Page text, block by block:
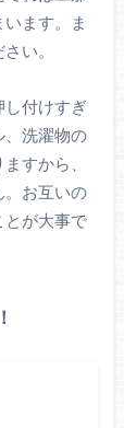
ます。ま
い。
し付けすぎ
、洗濯物の
すから、
。お互いの
とが大事で